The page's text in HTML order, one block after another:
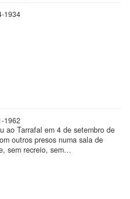
1934
1962
ao Tarrafal em 4 de setembro de
outros presos numa sala de
sem recreio, sem…